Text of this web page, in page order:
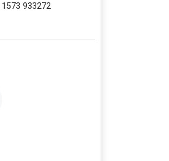
1573 933272